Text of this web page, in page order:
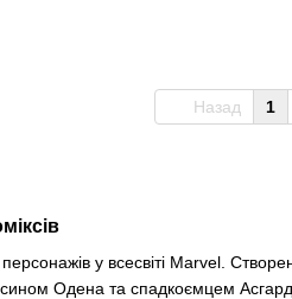
у всесвіті Marvel.
сином Одена та спадкоємцем
Назад 1